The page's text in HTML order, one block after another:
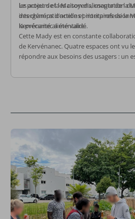
les acteurs et les citoyens, usager de la
des champs d'actions prioritaires de la
la précarité alimentaire.
Le projet de la Maison d’alimentation
intergénérationnelle et
Kervénanec a été validé.
Cette Mady est en constante
de Kervénanec. Quatre espaces ont vu
répondre aux besoins des usagers : un
partagée; un espace de distribution